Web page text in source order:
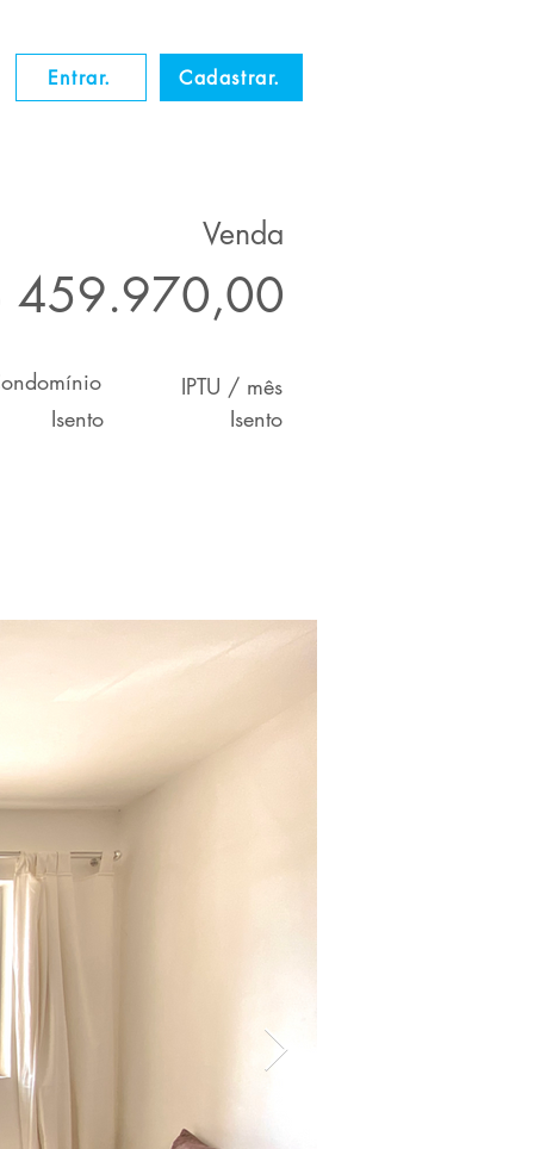
Entrar. Cadastrar.
Venda
459.970,00
Isento
IPTU / mês
Isento